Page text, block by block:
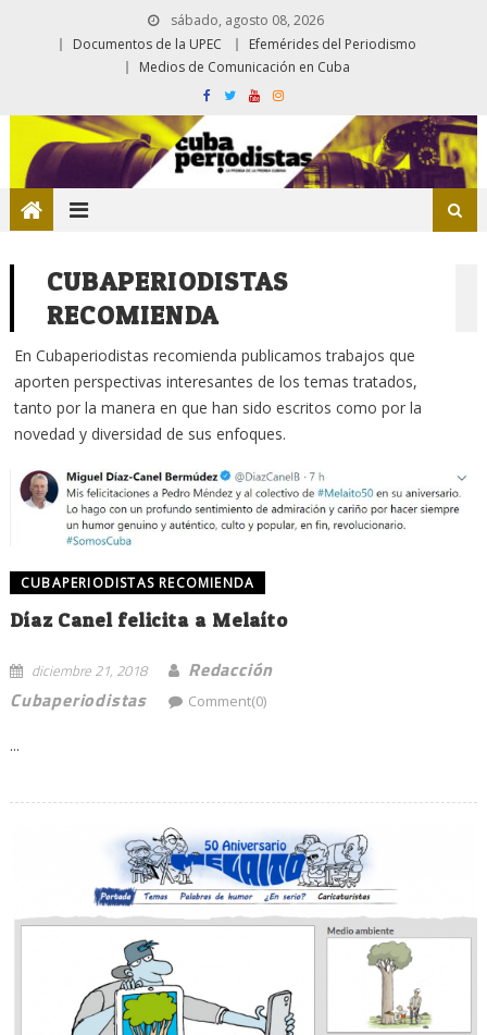
sábado, agosto 08, 2026
Documentos de la UPEC
Efemérides del Periodismo
Medios de Comunicación en Cuba
CUBAPERIODISTAS
RECOMIENDA
En Cubaperiodistas recomienda publicamos trabajos que
aporten perspectivas interesantes de los temas tratados,
tanto por la manera en que han sido escritos como por la
novedad y diversidad de sus enfoques.
CUBAPERIODISTAS RECOMIENDA
Díaz Canel felicita a Melaíto
diciembre 21, 2018
Redacción
Cubaperiodistas
Comment(0)
...